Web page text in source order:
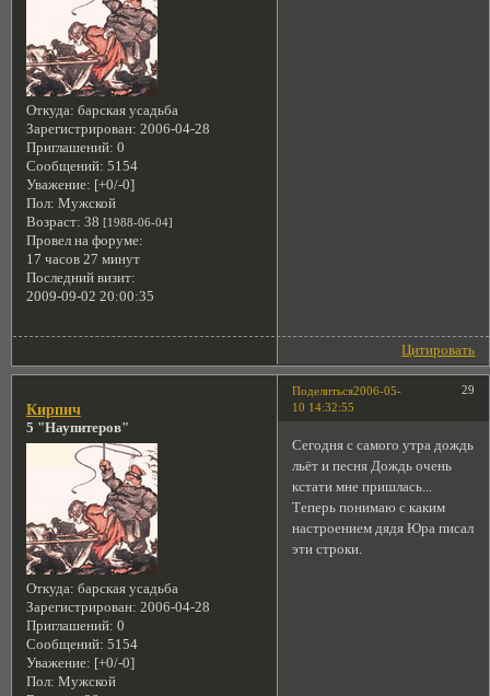
Откуда: барская усадьба
Зарегистрирован: 2006-04-28
Приглашений: 0
Сообщений: 5154
Уважение: [+0/-0]
Пол: Мужской
Возраст: 38 [1988-06-04]
Провел на форуме:
17 часов 27 минут
Последний визит:
2009-09-02 20:00:35
Цитировать
Поделиться 29
2006-05-
10 14:32:55
Кирпич
5 "Наупитеров"
Откуда: барская усадьба
Зарегистрирован: 2006-04-28
Приглашений: 0
Сообщений: 5154
Уважение: [+0/-0]
Пол: Мужской
Сегодня с самого утра дождь
льёт и песня Дождь очень
кстати мне пришлась...
Теперь понимаю с каким
настроением дядя Юра писал
эти строки.